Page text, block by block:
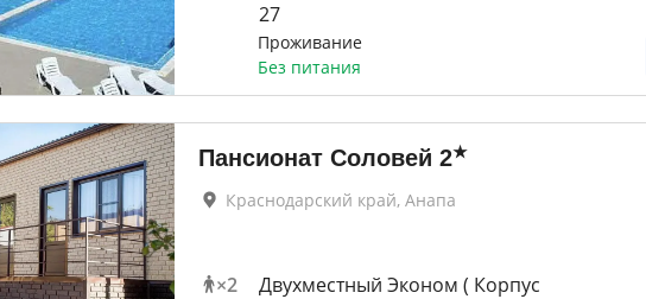
27
Проживание
Без питания
Пансионат Соловей 2★
Краснодарский край, Анапа
×2
Двухместный Эконом ( Корпус